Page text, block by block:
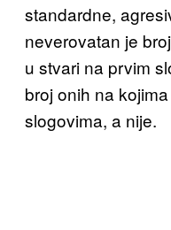
standardne,
neverovatan je
u stvari na prvim
broj onih na
slogovima, a nije.